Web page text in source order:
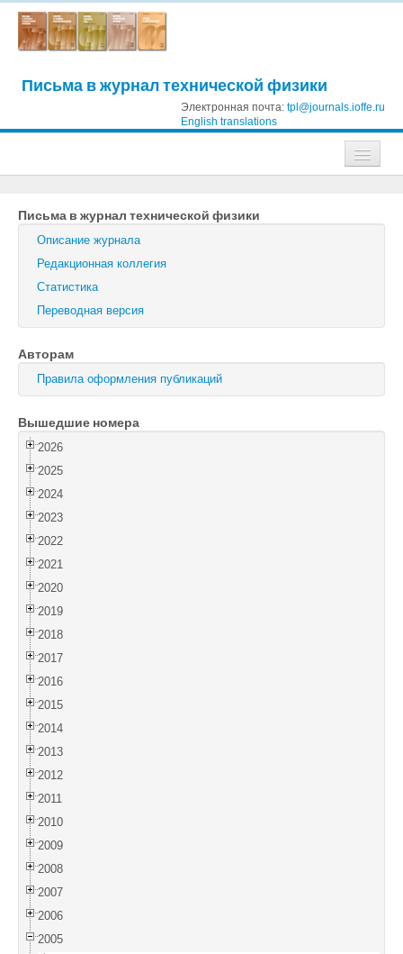
Письма в журнал технической физики
Электронная почта: tpl@journals.ioffe.ru
English translations
Журнал технической физики
Письма в Журнал технической физики
Физика твердого тела
Физика и техника полупроводников
Оптика и спектроскопия
Поиск
Войти
Письма в журнал технической физики
Описание журнала
Редакционная коллегия
Статистика
Переводная версия
Авторам
Правила оформления публикаций
Вышедшие номера
2026
2025
2024
2023
2022
2021
2020
2019
2018
2017
2016
2015
2014
2013
2012
2011
2010
2009
2008
2007
2006
2005